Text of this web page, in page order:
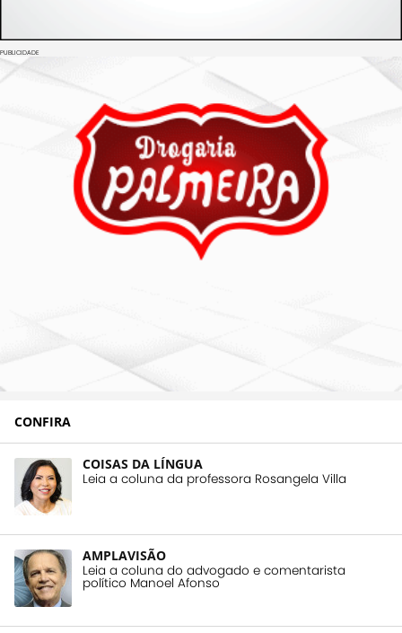
PUBLICIDADE
CONFIRA
COISAS DA LÍNGUA
Leia a coluna da professora Rosangela Villa
AMPLAVISÃO
Leia a coluna do advogado e comentarista
político Manoel Afonso